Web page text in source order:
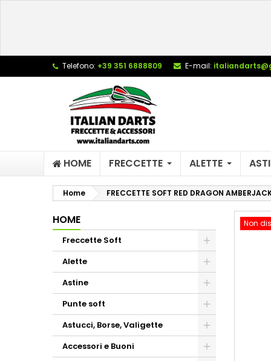
Telefono: +39 351 6888809 E-mail:
HOME FRECCETTE ALETTE
Home FRECCETTE SOFT RED DRAGON
HOME
Freccette Soft
Alette
Astine
Punte soft
Astucci, Borse, Valigette
Accessori e Buoni
Non
add_circle_outline